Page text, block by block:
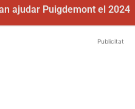
ajudar Puigdemont el 2024
Publicitat